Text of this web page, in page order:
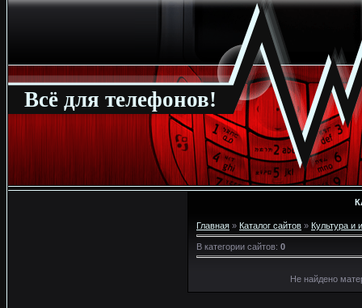
Всё для телефонов!
Главная » Каталог сайтов » Культура и
В категории сайтов: 0
Не найдено